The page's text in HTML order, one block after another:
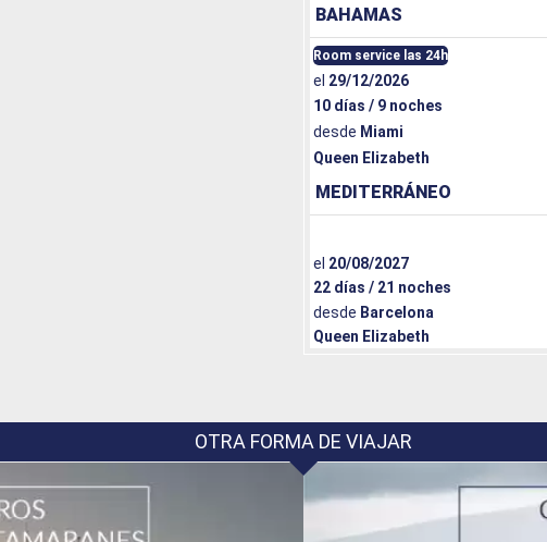
BAHAMAS
Queen Elizabeth
desde Miami
10 días / 9 noches
el 29/12/2026
Room service las 24h
MEDITERRÁNEO
Queen Elizabeth
desde Barcelona
22 días / 21 noches
el 20/08/2027
OTRA FORMA DE VIAJAR